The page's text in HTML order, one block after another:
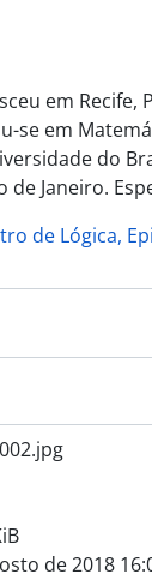
em Recife,
se em
do
de Janeiro.
de Lógica,
de 2018